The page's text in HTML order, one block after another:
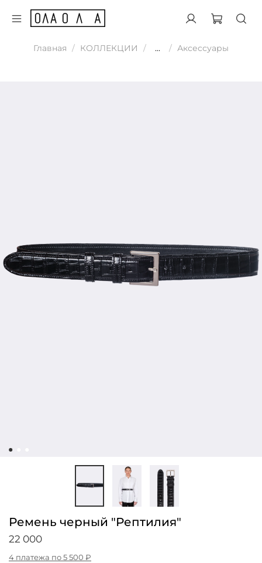
Главная КОЛЛЕКЦИИ ... Аксессуары
Ремень черный "Рептилия"
22 000
4 платежа по 5 500 ₽